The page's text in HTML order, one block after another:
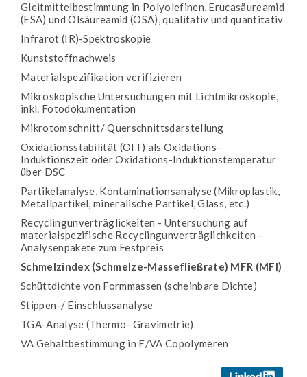
Gleitmittelbestimmung in Polyolefinen, Erucasäureamid
(ESA) und Ölsäureamid (ÖSA), qualitativ und quantitativ
Infrarot (IR)-Spektroskopie
Kunststoffnachweis
Materialspezifikation verifizieren
Mikroskopische Untersuchungen mit Lichtmikroskopie,
inkl. Fotodokumentation
Mikrotomschnitt/ Querschnittsdarstellung
Oxidationsstabilität (OIT) als Oxidations-
Induktionszeit oder Oxidations-Induktionstemperatur
über DSC
Partikelanalyse, Kontaminationsanalyse (Mikroplastik,
Metallpartikel, mineralische Partikel, Glass, etc.)
Recyclingunverträglickeiten - Untersuchung auf
materialspezifische Recyclingunverträglichkeiten -
Analysenpakete zum Festpreis
Schmelzindex (Schmelze-Massefließrate) MFR (MFI)
Schüttdichte von Formmassen (scheinbare Dichte)
Stippen-/ Einschlussanalyse
TGA-Analyse (Thermo- Gravimetrie)
VA Gehaltbestimmung in E/VA Copolymeren